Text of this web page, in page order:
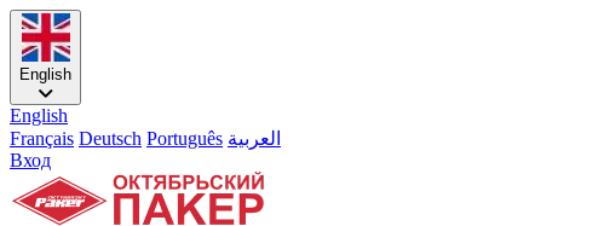
English
English
Français Deutsch Português العربية
Вход